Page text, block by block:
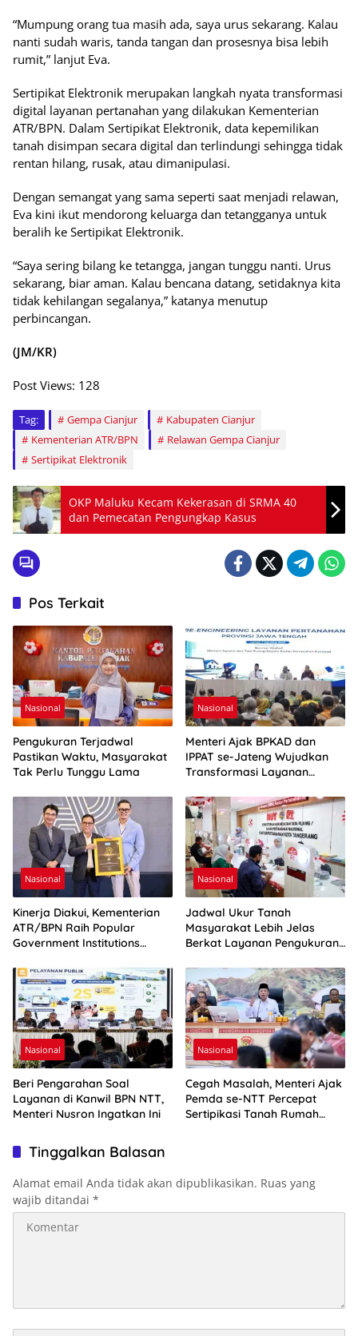
“Mumpung orang tua masih ada, saya urus sekarang. Kalau
nanti sudah waris, tanda tangan dan prosesnya bisa lebih
rumit,” lanjut Eva.
Sertipikat Elektronik merupakan langkah nyata transformasi
digital layanan pertanahan yang dilakukan Kementerian
ATR/BPN. Dalam Sertipikat Elektronik, data kepemilikan
tanah disimpan secara digital dan terlindungi sehingga tidak
rentan hilang, rusak, atau dimanipulasi.
Dengan semangat yang sama seperti saat menjadi relawan,
Eva kini ikut mendorong keluarga dan tetangganya untuk
beralih ke Sertipikat Elektronik.
“Saya sering bilang ke tetangga, jangan tunggu nanti. Urus
sekarang, biar aman. Kalau bencana datang, setidaknya kita
tidak kehilangan segalanya,” katanya menutup
perbincangan.
(JM/KR)
Post Views: 128
Tag: Gempa Cianjur
Kabupaten Cianjur
Kementerian ATR/BPN
Relawan Gempa Cianjur
Sertipikat Elektronik
OKP Maluku Kecam Kekerasan di SRMA 40
dan Pemecatan Pengungkap Kasus
Pos Terkait
Nasional
Pengukuran Terjadwal
Pastikan Waktu, Masyarakat
Tak Perlu Tunggu Lama
Nasional
Menteri Ajak BPKAD dan
IPPAT se-Jateng Wujudkan
Transformasi Layanan
Nasional
Kinerja Diakui, Kementerian
ATR/BPN Raih Popular
Government Institutions
Nasional
Jadwal Ukur Tanah
Masyarakat Lebih Jelas
Berkat Layanan Pengukuran
Nasional
Beri Pengarahan Soal
Layanan di Kanwil BPN NTT,
Menteri Nusron Ingatkan Ini
Nasional
Cegah Masalah, Menteri Ajak
Pemda se-NTT Percepat
Sertipikasi Tanah Rumah
Tinggalkan Balasan
Alamat email Anda tidak akan dipublikasikan. Ruas yang
wajib ditandai *